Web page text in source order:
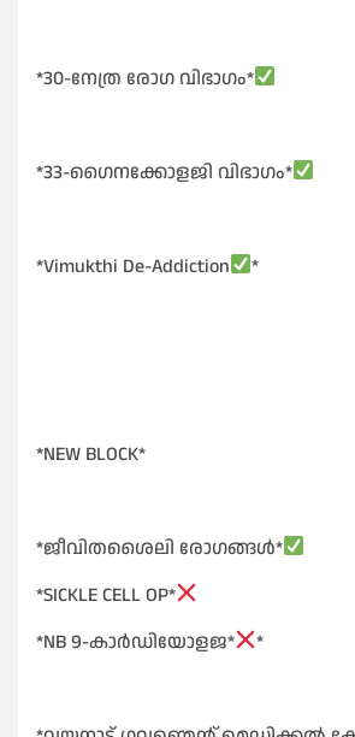
*30-നേത്ര രോഗ വിഭാഗം*
*33-ഗൈനക്കോളജി വിഭാഗം*
*Vimukthi De-Addiction *
*NEW BLOCK*
*ജീവിതശൈലി രോഗങ്ങൾ*
*SICKLE CELL OP*
*NB 9-കാർഡിയോളജ*
*